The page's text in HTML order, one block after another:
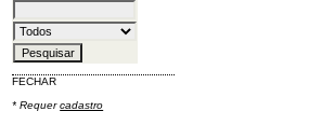
FECHAR
* Requercadastro